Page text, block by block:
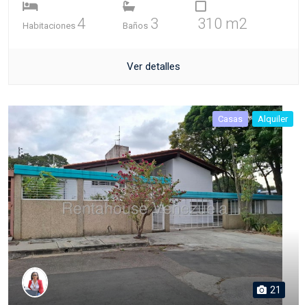
Habitaciones 4 Baños 3 310 m2
Ver detalles
Casas Alquiler
21